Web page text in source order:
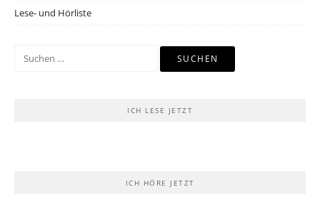
Lese- und Hörliste
Suchen
ICH LESE JETZT
ICH HÖRE JETZT